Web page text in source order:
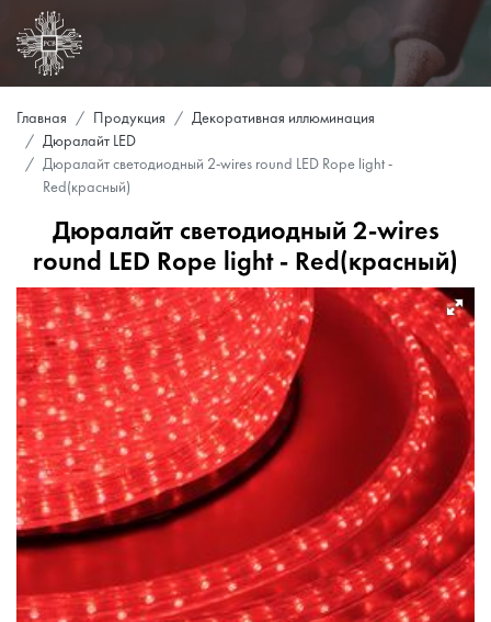
Главная Продукция
Декоративная иллюминация
Дюралайт LED
Дюралайт светодиодный 2-wires round LED Rope light -
Red(красный)
Дюралайт светодиодный 2-wires
round LED Rope light - Red(красный)